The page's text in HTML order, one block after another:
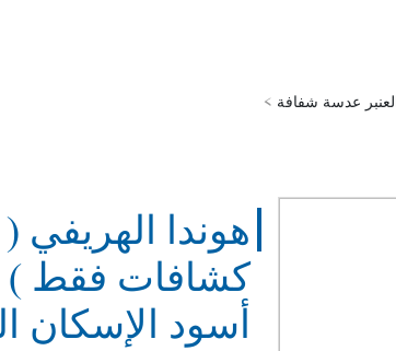
هوندا الهريفي (
أسود الإسكان